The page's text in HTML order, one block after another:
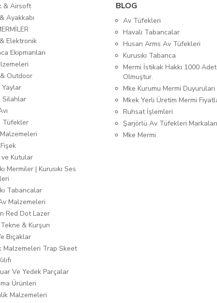
& Airsoft
Ayakkabı
Elektronik
Ekipmanları
Outdoor
Yaylar
Silahlar
Tüfekler
ve Kutular
Mermiler | Kurusıkı Ses
Tabancalar
Malzemeleri
Red Dot Lazer
& Kurşun
Bıçaklar
Malzemeleri Trap Skeet
Ve Yedek Parçalar
Ürünleri
Malzemeleri
BLOG
Av Tüfekleri
Havalı Tabancalar
Husan Arms Av Tüfekleri
Kurusıkı Tabanca
Mermi İstikak Hakkı 1000 Adet
Olmuştur.
Mke Kurumu Mermi
Mkek Yerli Üretim Mermi
Ruhsat İşlemleri
Şarjörlü Av Tüfekleri Markaları
Mke Mermi